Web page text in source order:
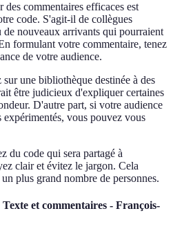
commentaires efficaces est
code. S'agit-il de collègues
de nouveaux arrivants qui pourraient
formulant votre commentaire, tenez
de votre audience.
une bibliothèque destinée à des
être judicieux d'expliquer certaines
D'autre part, si votre audience
expérimentés, vous pouvez vous
du code qui sera partagé à
clair et évitez le jargon. Cela
plus grand nombre de personnes.
et commentaires - François-